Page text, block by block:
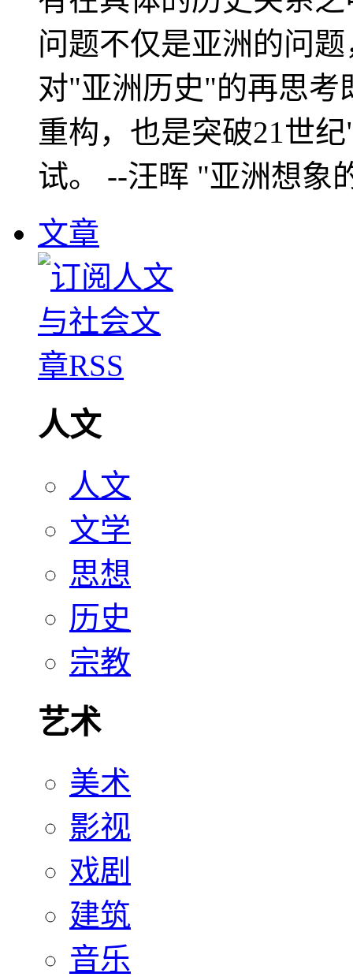
问题不仅是亚洲的问
对"亚洲历史"的再思考
重构，也是突破21世
试。 --汪晖 "亚洲想象
文章
人文
人文
文学
思想
历史
宗教
艺术
美术
影视
戏剧
建筑
音乐